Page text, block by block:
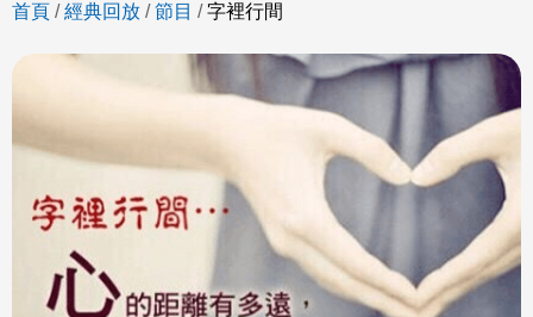
首頁 /經典回放 /節目 /字裡行間